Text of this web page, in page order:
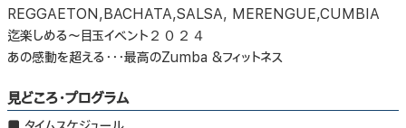
REGGAETON,BACHATA,SALSA, MERENGUE,CUMBIA
迄楽しめる～目玉イベント２０２４
あの感動を超える・・・最高のZumba &フィットネス
見どころ・プログラム